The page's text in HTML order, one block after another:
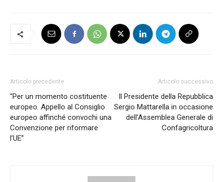
Articolo precedente
“Per un momento costituente
europeo. Appello al Consiglio
europeo affinché convochi una
Convenzione per riformare
l’UE”
Articolo successivo
Il Presidente della Repubblica
Sergio Mattarella in occasione
dell’Assemblea Generale di
Confagricoltura